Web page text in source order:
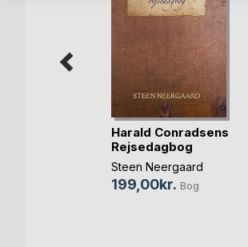
Harald Conradsens
Rejsedagbog
Steen Neergaard
199,00kr. Bog